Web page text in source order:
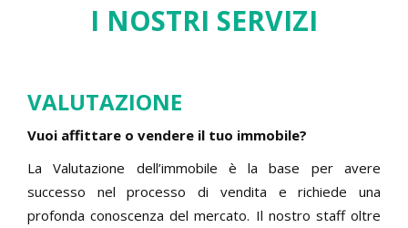
I NOSTRI SERVIZI
VALUTAZIONE
Vuoi affittare o vendere il tuo immobile?
La Valutazione dell’immobile è la base per avere
successo nel processo di vendita e richiede una
profonda conoscenza del mercato. Il nostro staff oltre